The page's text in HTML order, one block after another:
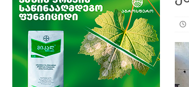
[ 06.08.2026 ] ტრაქტორი, რომელიც
[ 06.08.2026 ] რუკოლა — არომატული
იზრდება ᲛᲔᲑᲝᲡᲢᲜᲔᲝᲑᲐ
[ 06.08.2026 ] მაჯაღვერი –